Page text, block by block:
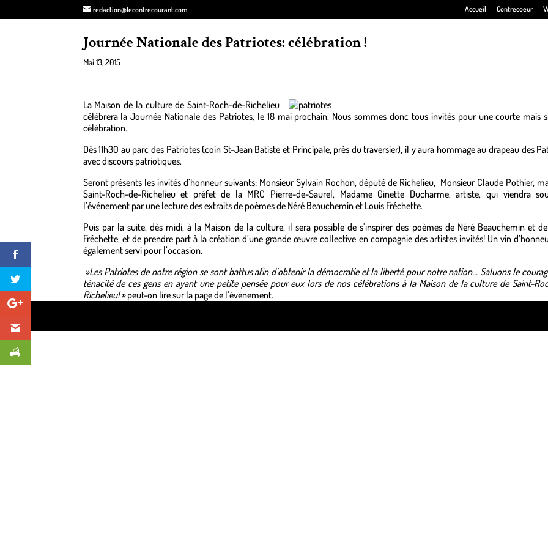
redaction@lecontrecourant.com Accueil Contrecoeur
Journée Nationale des Patriotes: célébration !
Mai 13, 2015
La Maison de la culture de Saint-Roch-de-Richelieu
célébrera la Journée Nationale des Patriotes, le 18 mai prochain. Nous sommes donc tous invités pour une courte mais
célébration.
Dès 11h30 au parc des Patriotes (coin St-Jean Batiste et Principale, près du traversier), il y aura hommage au drapeau des
avec discours patriotiques.
Seront présents les invités d’honneur suivants: Monsieur Sylvain Rochon, député de Richelieu, Monsieur Claude Pothier,
Saint-Roch-de-Richelieu et préfet de la MRC Pierre-de-Saurel, Madame Ginette Ducharme, artiste, qui viendra
l’événement par une lecture des extraits de poèmes de Néré Beauchemin et Louis Fréchette.
Puis par la suite, dès midi, à la Maison de la culture, il sera possible de s’inspirer des poèmes de Néré Beauchemin et
Fréchette, et de prendre part à la création d’une grande œuvre collective en compagnie des artistes invités! Un vin
également servi pour l’occasion.
»Les Patriotes de notre région se sont battus afin d’obtenir la démocratie et la liberté pour notre nation… Saluons le
ténacité de ces gens en ayant une petite pensée pour eux lors de nos célébrations à la Maison de la culture de Saint-
Richelieu! »peut-on lire sur la page de l’événement.